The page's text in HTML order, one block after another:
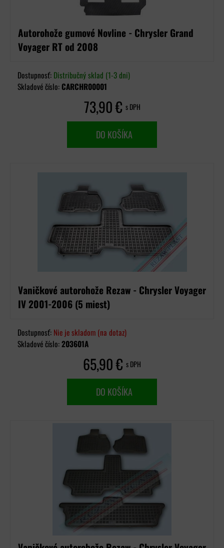
Autorohože gumové Novline - Chrysler Grand
Voyager RT od 2008
Dostupnosť: Distribučný sklad (1-3 dni)
Skladové číslo: CARCHR00001
73,90 € s DPH
DO KOŠÍKA
Vaničkové autorohože Rezaw - Chrysler Voyager
IV 2001-2006 (5 miest)
Dostupnosť: Nie je skladom (na dotaz)
Skladové číslo:203601A
65,90 € s DPH
DO KOŠÍKA